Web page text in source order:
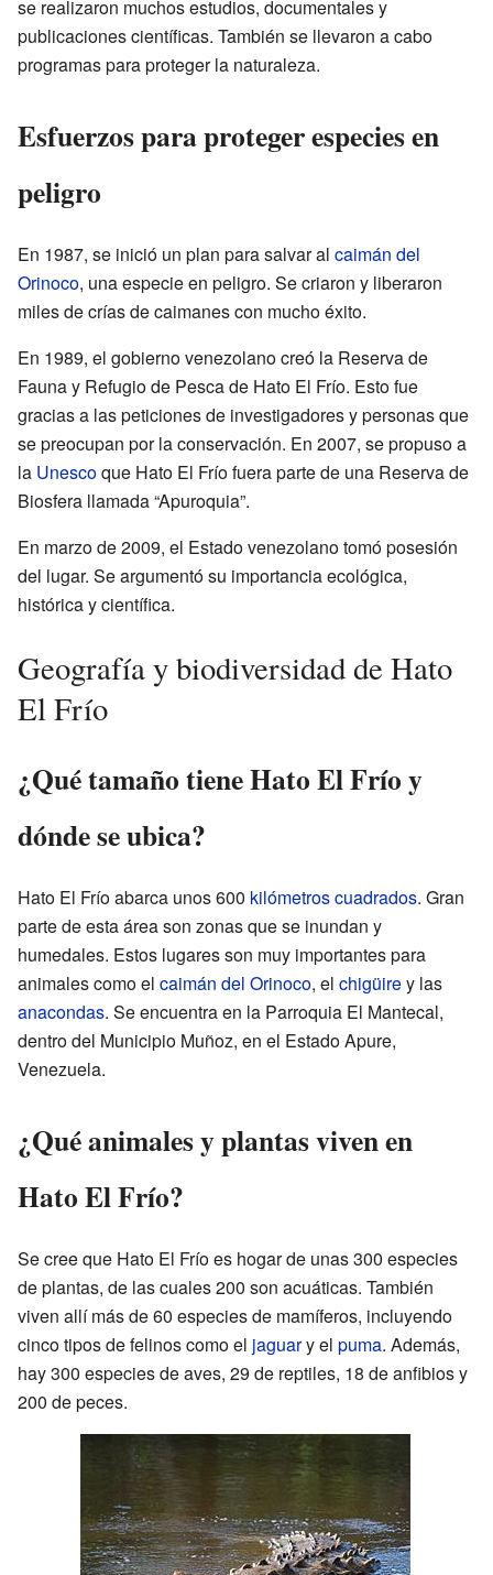
se realizaron muchos estudios, documentales y
publicaciones científicas. También se llevaron a cabo
programas para proteger la naturaleza.
Esfuerzos para proteger especies en
peligro
En 1987, se inició un plan para salvar al caimán del
Orinoco, una especie en peligro. Se criaron y liberaron
miles de crías de caimanes con mucho éxito.
En 1989, el gobierno venezolano creó la Reserva de
Fauna y Refugio de Pesca de Hato El Frío. Esto fue
gracias a las peticiones de investigadores y personas que
se preocupan por la conservación. En 2007, se propuso a
la Unescoque Hato El Frío fuera parte de una Reserva de
Biosfera llamada “Apuroquia”.
En marzo de 2009, el Estado venezolano tomó posesión
del lugar. Se argumentó su importancia ecológica,
histórica y científica.
Geografía y biodiversidad de Hato
El Frío
¿Qué tamaño tiene Hato El Frío y
dónde se ubica?
Hato El Frío abarca unos 600 kilómetros cuadrados. Gran
parte de esta área son zonas que se inundan y
humedales. Estos lugares son muy importantes para
animales como el caimán del Orinoco, el chigüirey las
anacondas. Se encuentra en la Parroquia El Mantecal,
dentro del Municipio Muñoz, en el Estado Apure,
Venezuela.
¿Qué animales y plantas viven en
Hato El Frío?
Se cree que Hato El Frío es hogar de unas 300 especies
de plantas, de las cuales 200 son acuáticas. También
viven allí más de 60 especies de mamíferos, incluyendo
cinco tipos de felinos como el jaguary el puma. Además,
hay 300 especies de aves, 29 de reptiles, 18 de anfibios y
200 de peces.